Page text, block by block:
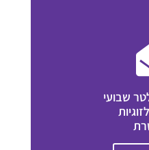
שבועי